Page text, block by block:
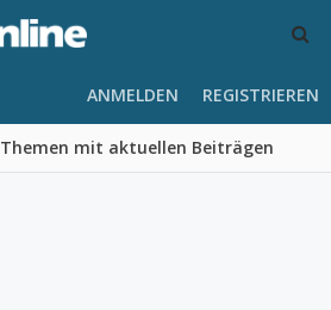
Themen mit aktuellen Beiträgen
ANMELDEN REGISTRIEREN